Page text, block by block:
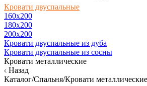
Кровати двуспальные
160х200
180x200
200x200
Кровати двуспальные из дуба
Кровати двуспальные из сосны
Кровати металлические
Назад
Каталог/Спальня/Кровати металлические